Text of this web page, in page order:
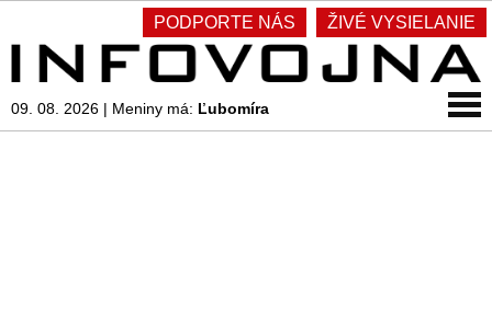
PODPORTE NÁS ŽIVÉ VYSIELANIE
09. 08. 2026 | Meniny má: Ľubomíra